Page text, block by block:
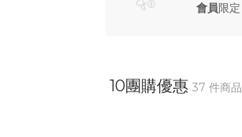
會員限定
10團購優惠37 件商品